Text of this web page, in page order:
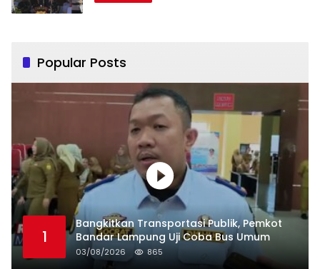
Popular Posts
1
Bangkitkan Transportasi Publik, Pemkot
Bandar Lampung Uji Coba Bus Umum
03/08/2026 865